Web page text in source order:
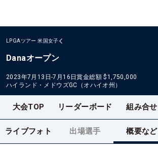
LPGAツアー 米国女子
Danaオープン
2023年7月13日-7月16日賞金総額 $1,750,000
ハイランド・メドウズGC（オハイオ州）
大会TOP リーダーボード 組み合せ
ライブフォト 出場選手 概要など